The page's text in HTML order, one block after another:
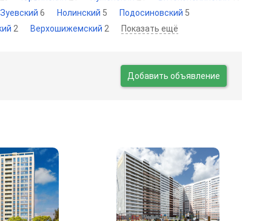
Зуевский 6 Нолинский 5 Подосиновский 5
2 Верхошижемский 2 Показать ещё
Добавить объявление